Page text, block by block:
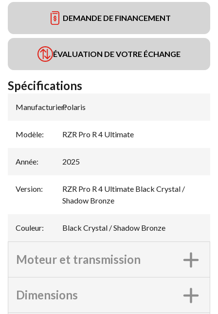
DEMANDE DE FINANCEMENT
ÉVALUATION DE VOTRE ÉCHANGE
Spécifications
Manufacturier:
Polaris
Modèle: RZR Pro R 4 Ultimate
Année: 2025
Version:
RZR Pro R 4 Ultimate Black Crystal /
Shadow Bronze
Couleur: Black Crystal / Shadow Bronze
Moteur et transmission
Dimensions